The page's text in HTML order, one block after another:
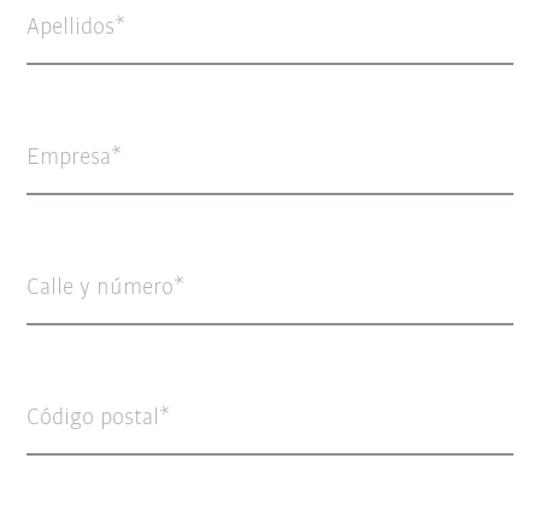
Apellidos
Empresa
Calle y número
Código postal